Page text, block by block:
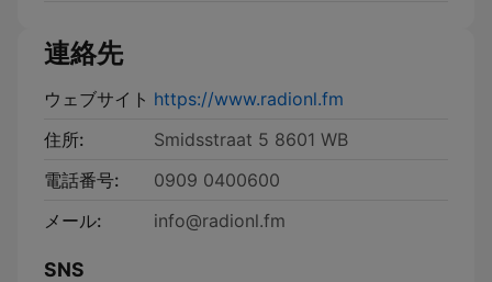
連絡先
ウェブサイト https://www.radionl.fm
住所:
Smidsstraat 5 8601 WB
電話番号:
0909 0400600
メール:
info@radionl.fm
SNS